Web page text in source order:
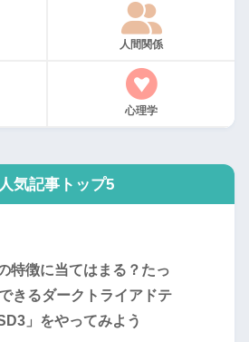
人間関係
心理学
人気記事トップ5